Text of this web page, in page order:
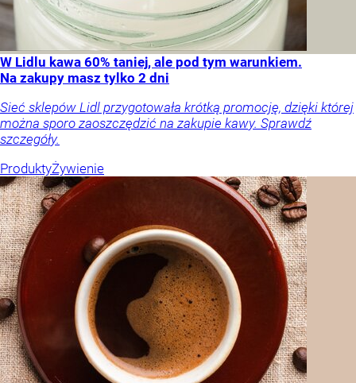
W Lidlu kawa 60% taniej, ale pod tym warunkiem.
Na zakupy masz tylko 2 dni
Sieć sklepów Lidl przygotowała krótką promocję, dzięki której
można sporo zaoszczędzić na zakupie kawy. Sprawdź
szczegóły.
ProduktyŻywienie